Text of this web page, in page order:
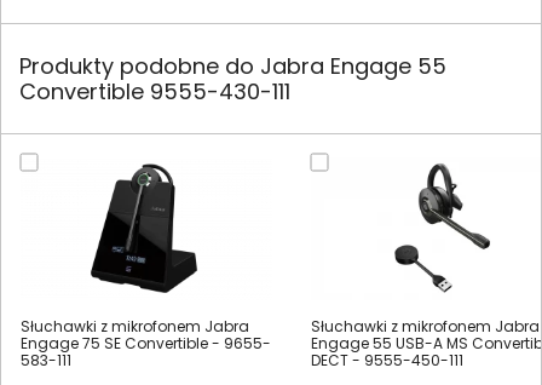
Produkty podobne do Jabra Engage 55
Convertible 9555-430-111
Słuchawki z mikrofonem Jabra
Engage 75 SE Convertible - 9655-
583-111
Słuchawki z mikrofonem Jabra
Engage 55 USB-A MS
DECT - 9555-450-111